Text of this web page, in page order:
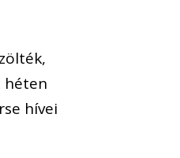
héten
hívei